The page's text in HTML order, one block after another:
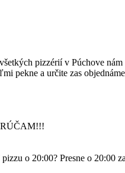
pizzérií v Púchove
pekne a určite zas
o 20:00? Presne o